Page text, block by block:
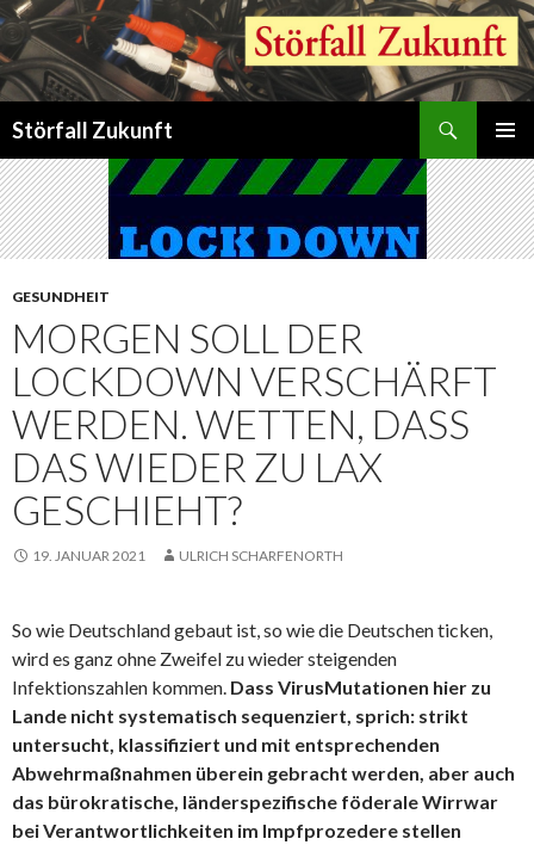
Störfall Zukunft
MENÜ
INHALT
SPRINGEN
GESUNDHEIT
MORGEN SOLL DER
LOCKDOWN VERSCHÄRFT
WERDEN. WETTEN, DASS
DAS WIEDER ZU LAX
GESCHIEHT?
19. JANUAR 2021 ULRICH SCHARFENORTH
So wie Deutschland gebaut ist, so wie die Deutschen ticken,
wird es ganz ohne Zweifel zu wieder steigenden
Infektionszahlen kommen. Dass VirusMutationen hier zu
Lande nicht systematisch sequenziert, sprich: strikt
untersucht, klassifiziert und mit entsprechenden
Abwehrmaßnahmen überein gebracht werden, aber auch
das bürokratische, länderspezifische föderale Wirrwar
bei Verantwortlichkeiten im Impfprozedere stellen